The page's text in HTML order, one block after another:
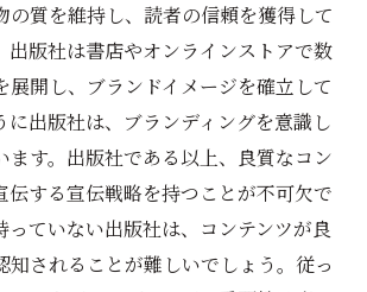
の質を維持し、読者の信頼を獲得して
出版社は書店やオンラインストアで数
展開し、ブランドイメージを確立して
に出版社は、ブランディングを意識し
ます。出版社である以上、良質なコン
伝する宣伝戦略を持つことが不可欠で
っていない出版社は、コンテンツが良
知されることが難しいでしょう。従っ